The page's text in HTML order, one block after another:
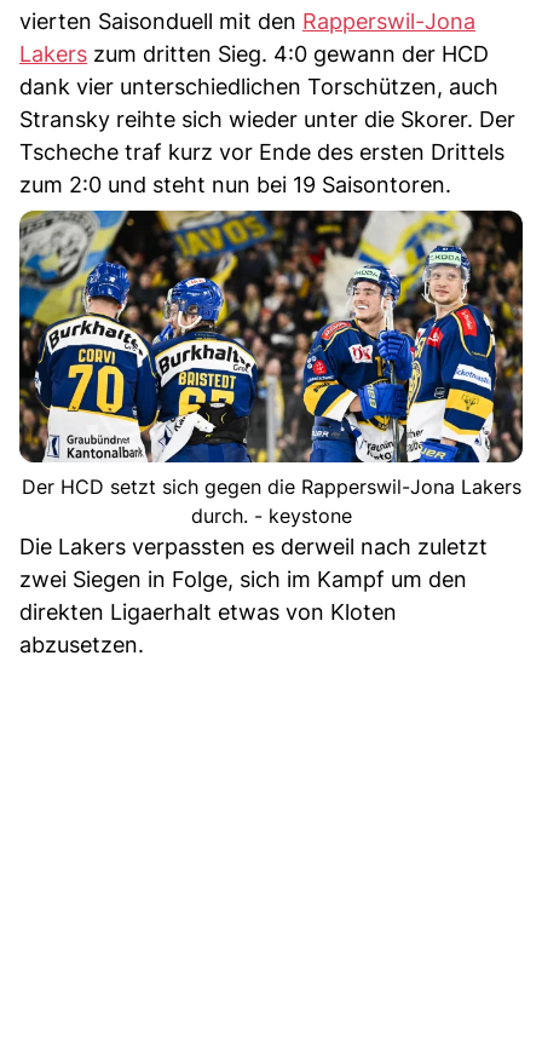
vierten Saisonduell mit den Rapperswil-Jona
Lakers zum dritten Sieg. 4:0 gewann der HCD
dank vier unterschiedlichen Torschützen, auch
Stransky reihte sich wieder unter die Skorer. Der
Tscheche traf kurz vor Ende des ersten Drittels
zum 2:0 und steht nun bei 19 Saisontoren.
Der HCD setzt sich gegen die Rapperswil-Jona Lakers
durch. - keystone
Die Lakers verpassten es derweil nach zuletzt
zwei Siegen in Folge, sich im Kampf um den
direkten Ligaerhalt etwas von Kloten
abzusetzen.